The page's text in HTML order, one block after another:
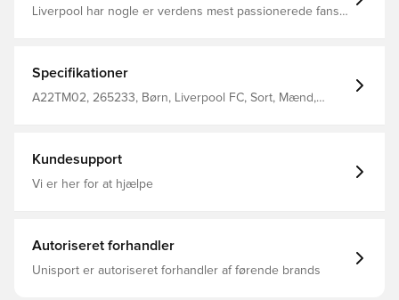
Liverpool har nogle er verdens mest passionerede fans,
som de også kaldes, har vundet 19 engelske
mesterskaber og er tørstigere end nogensinde efter
endnu et trofæ. Opdater dine LFC essentials med disse
Specifikationer
A22TM02, 265233, Børn, Liverpool FC, Sort, Mænd,
Kundesupport
Vi er her for at hjælpe
Autoriseret forhandler
Unisport er autoriseret forhandler af førende brands